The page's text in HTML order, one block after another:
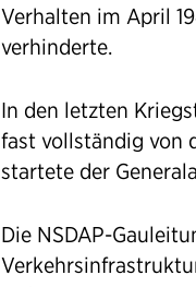
Verhalten im April
verhinderte.
In den letzten
fast vollständig von
startete der
Die NSDAP-